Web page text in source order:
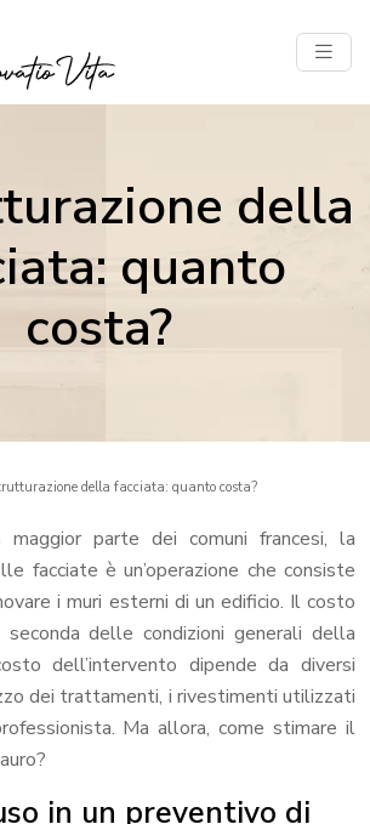
della
quanto
costa?
della facciata: quanto costa?
maggior parte dei comuni francesi, la
facciate è un’operazione che consiste
i muri esterni di un edificio. Il costo
delle condizioni generali della
dell’intervento dipende da diversi
dei trattamenti, i rivestimenti utilizzati
Ma allora, come stimare il
in un preventivo di